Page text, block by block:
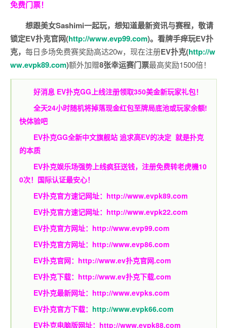
免费门票！
想跟美女Sashimi一起玩， 想知道最新资讯与赛程， 敬请
锁定EV扑克官网(http://www.evp99.com)。 看牌手痒玩EV扑
克， 每日多场免费赛奖励高达20w，现在注册EV扑克(http://w
ww.evpk89.com)额外加赠8张幸运赛门票最高奖励1500倍！
好消息 EV扑克GG上线注册领取350美金新玩家礼包！
全天24小时随机将掉落现金红包至牌局底池或玩家余额!
快体验吧
EV扑克GG全新中文旗舰站 追求高EV的决定 就是扑克
的本质
EV扑克娱乐场强势上线疯狂送钱，注册免费转老虎機10
0次！国际认证最安心！
EV扑克官方速记网址： http://www.evpk89.com
EV扑克官方速记网址： http://www.evpk22.com
EV扑克官方网址： http://www.evp99.com
EV扑克官方网址： http://www.evp86.com
EV扑克官网： http://www.ev扑克官网.com
EV扑克下载： http://www.ev扑克下载.com
EV扑克最新网址： http://www.evpks.com
EV扑克官方下载： http://www.evpk66.com
EV扑克电脑版网址： http://www.evpk88.com